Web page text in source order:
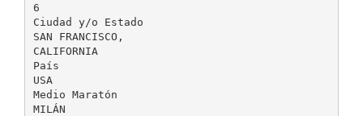
6
Ciudad y/o Estado
SAN FRANCISCO,
CALIFORNIA
País
USA
Medio Maratón
MILÁN